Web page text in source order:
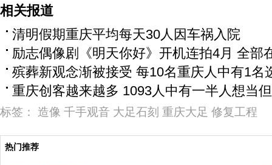
相关报道
清明假期重庆平均每天30人因车祸入院
励志偶像剧《明天你好》开机连拍4月 全部
殡葬新观念渐被接受 每10名重庆人中有1名
重庆创客越来越多 1093人中有一半人想当
标签： 造像 千手观音 大足石刻 重庆大足 修复工程
热门推荐